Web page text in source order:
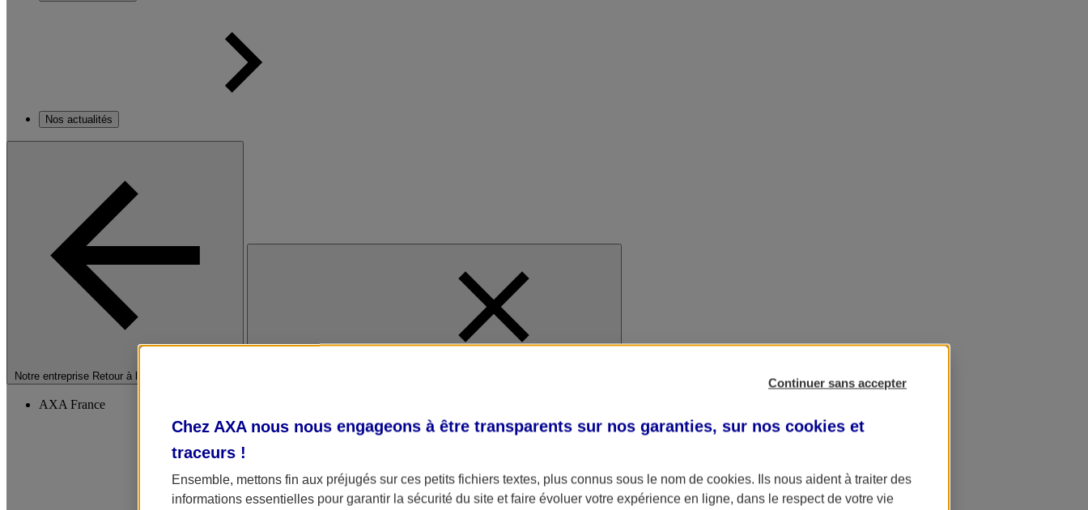
Nos actualités
Notre entreprise Retour à la section précédente
AXA France
Continuer sans accepter
Chez AXA nous nous engageons à être transparents sur nos garanties, sur nos cookies et
traceurs !
Ensemble, mettons fin aux préjugés sur ces petits fichiers textes, plus connus sous le nom de cookies. Ils nous aident à traiter des
informations essentielles pour garantir la sécurité du site et faire évoluer votre expérience en ligne, dans le respect de votre vie